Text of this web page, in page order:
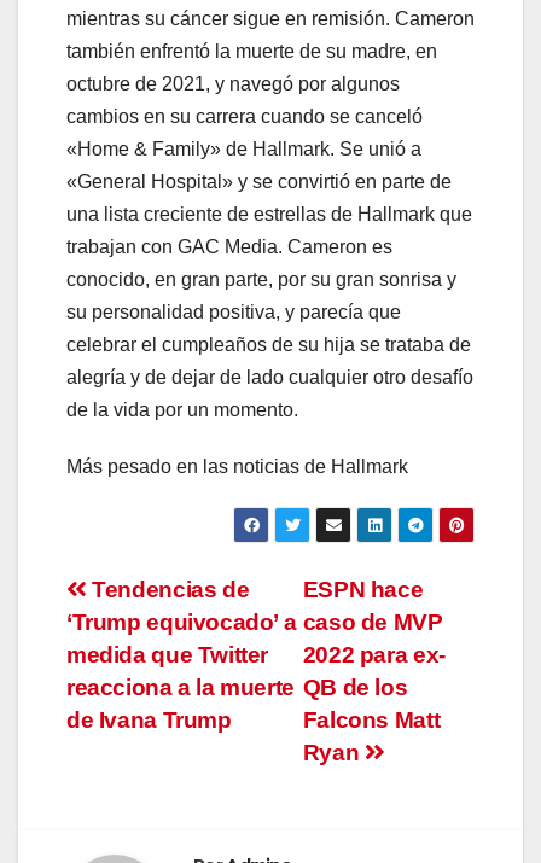
mientras su cáncer sigue en remisión. Cameron
también enfrentó la muerte de su madre, en
octubre de 2021, y navegó por algunos
cambios en su carrera cuando se canceló
«Home & Family» de Hallmark. Se unió a
«General Hospital» y se convirtió en parte de
una lista creciente de estrellas de Hallmark que
trabajan con GAC Media. Cameron es
conocido, en gran parte, por su gran sonrisa y
su personalidad positiva, y parecía que
celebrar el cumpleaños de su hija se trataba de
alegría y de dejar de lado cualquier otro desafío
de la vida por un momento.
Más pesado en las noticias de Hallmark
Navegación
de
entradas
ESPN hace
caso de MVP
2022 para ex-
QB de los
Falcons Matt
Ryan
Tendencias de
‘Trump equivocado’ a
medida que Twitter
reacciona a la muerte
de Ivana Trump